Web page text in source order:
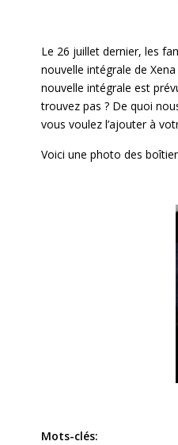
Le 26 juillet dernier, les
nouvelle intégrale de
nouvelle intégrale est
trouvez pas ? De quoi
vous voulez l’ajouter à
Voici une photo des
Mots-clés: